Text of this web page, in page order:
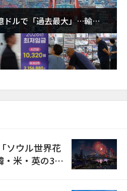
ドルで「過去最大」…輸出
ソウル世界花
米・英の3カ